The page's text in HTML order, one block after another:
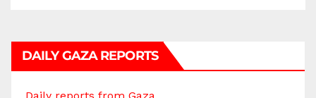
DAILY GAZA REPORTS